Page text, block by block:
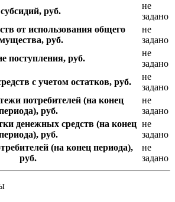
руб.
не
задано
от использования общего
руб.
не
задано
поступления, руб.
не
задано
с учетом остатков, руб.
не
задано
потребителей (на конец
руб.
не
задано
денежных средств (на конец
руб.
не
задано
(на конец периода),
руб.
не
задано